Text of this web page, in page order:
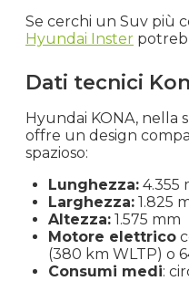
Se cerchi un Suv più
Hyundai Inster
Dati tecnici
Hyundai KONA, nella
offre un design
spazioso:
Lunghezza: 4.355
Larghezza: 1.825
Altezza: 1.575 mm
Motore elettrico
(380 km WLTP) o
Consumi medi: